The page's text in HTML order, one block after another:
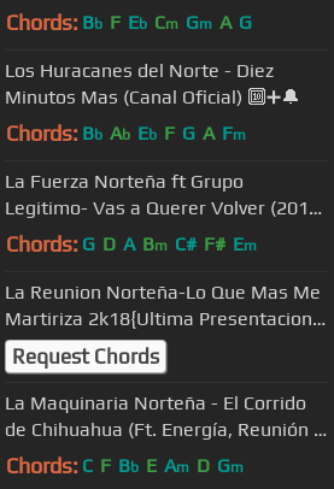
DEL ALMA) VIDEO OFICIAL 2012 LO
Chords: Bb F Eb Cm Gm A G
Los Huracanes del Norte - Diez
Minutos Mas (Canal Oficial) 🔟➕🔔
Chords: Bb Ab Eb F G A Fm
La Fuerza Norteña ft Grupo
Legitimo- Vas a Querer Volver (2018)
Video Oficial
Chords: G D A Bm C# F# Em
La Reunion Norteña-Lo Que Mas Me
Martiriza 2k18{Ultima Presentacion
En Vivo)
Request Chords
La Maquinaria Norteña - El Corrido
de Chihuahua (Ft. Energía, Reunión y
Fiera) (En Vivo)
Chords: C F Bb E Am D Gm